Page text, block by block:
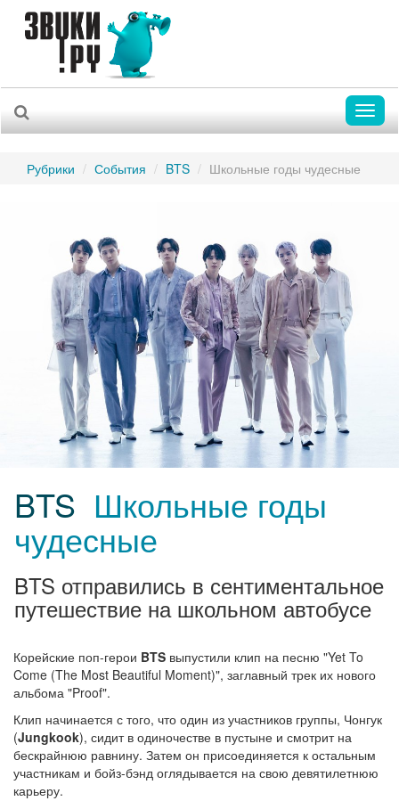
Рубрики События BTS Школьные годы чудесные
BTS Школьные годы
чудесные
BTS отправились в сентиментальное
путешествие на школьном автобусе
Корейские поп-герои BTS выпустили клип на песню "Yet To
Come (The Most Beautiful Moment)", заглавный трек их нового
альбома "Proof".
Клип начинается с того, что один из участников группы, Чонгук
(Jungkook), сидит в одиночестве в пустыне и смотрит на
бескрайнюю равнину. Затем он присоединяется к остальным
участникам и бойз-бэнд оглядывается на свою девятилетнюю
карьеру.